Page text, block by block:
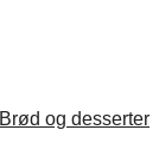
Brød og desserter